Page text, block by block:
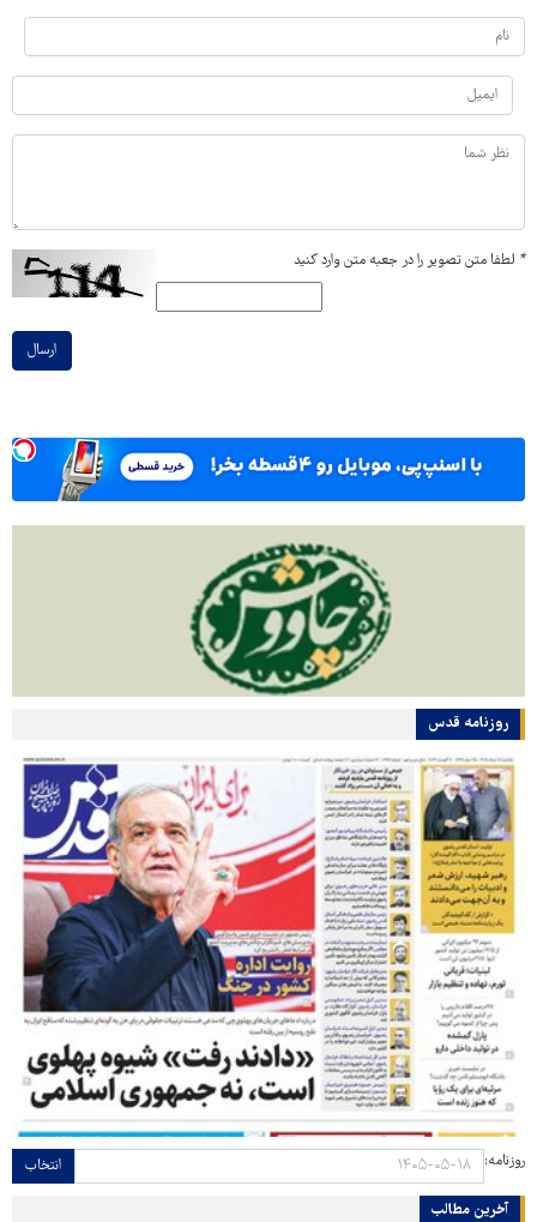
* لطفا متن تصویر را در جعبه متن وارد کنید
ارسال
روزنامه قدس
روزنامه: انتخاب
آخرین مطالب